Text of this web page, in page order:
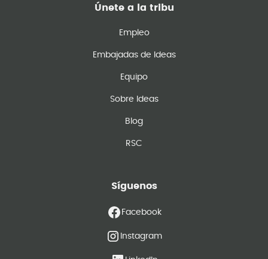
Únete a la tribu
Empleo
Embajadas de Ideas
Equipo
Sobre Ideas
Blog
RSC
Síguenos
Facebook
Instagram